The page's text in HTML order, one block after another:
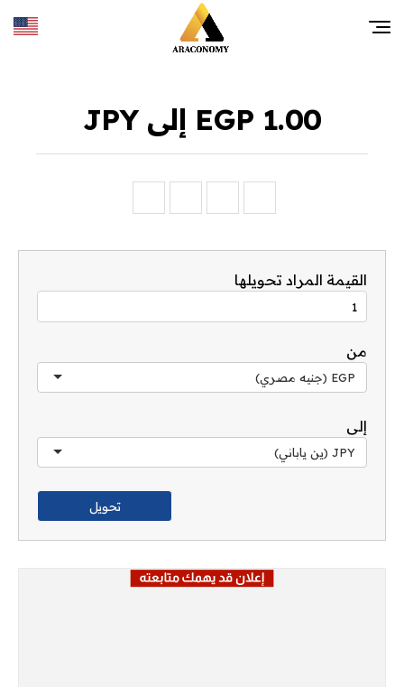
1.00 EGP إلى JPY
القيمة المراد تحويلها
من
EGP (جنيه مصري)
إلى
JPY (ين ياباني)